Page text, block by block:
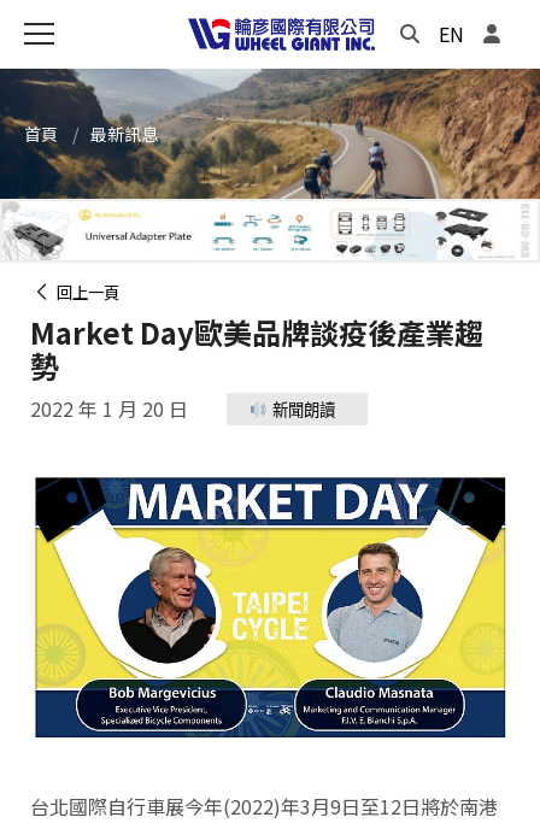
EN
首頁 最新訊息
回上一頁
Market Day歐美品牌談疫後產業趨
勢
2022 年 1 月 20 日 新聞朗讀
台北國際自行車展今年(2022)年3月9日至12日將於南港